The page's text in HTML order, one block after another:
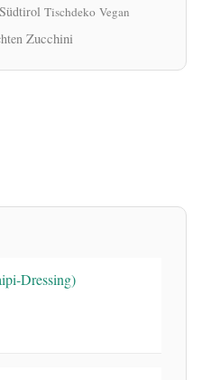
Südtirol Tischdeko Vegan
Zucchini
Dressing)